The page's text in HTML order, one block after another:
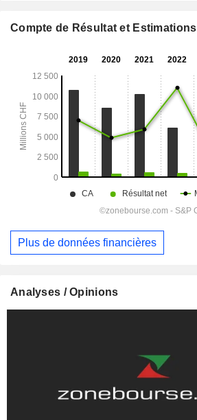
Compte de Résultat et Estimations
Plus de données financières
Analyses / Opinions